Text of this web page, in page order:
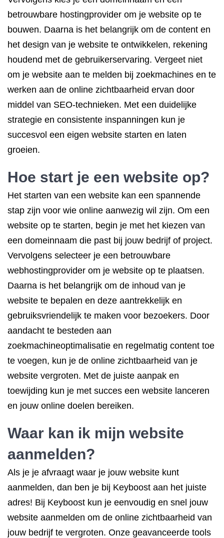
betrouwbare hostingprovider om je website op te
bouwen. Daarna is het belangrijk om de content en
het design van je website te ontwikkelen, rekening
houdend met de gebruikerservaring. Vergeet niet
om je website aan te melden bij zoekmachines en te
werken aan de online zichtbaarheid ervan door
middel van SEO-technieken. Met een duidelijke
strategie en consistente inspanningen kun je
succesvol een eigen website starten en laten
groeien.
Hoe start je een website op?
Het starten van een website kan een spannende
stap zijn voor wie online aanwezig wil zijn. Om een
website op te starten, begin je met het kiezen van
een domeinnaam die past bij jouw bedrijf of project.
Vervolgens selecteer je een betrouwbare
webhostingprovider om je website op te plaatsen.
Daarna is het belangrijk om de inhoud van je
website te bepalen en deze aantrekkelijk en
gebruiksvriendelijk te maken voor bezoekers. Door
aandacht te besteden aan
zoekmachineoptimalisatie en regelmatig content toe
te voegen, kun je de online zichtbaarheid van je
website vergroten. Met de juiste aanpak en
toewijding kun je met succes een website lanceren
en jouw online doelen bereiken.
Waar kan ik mijn website
aanmelden?
Als je je afvraagt waar je jouw website kunt
aanmelden, dan ben je bij Keyboost aan het juiste
adres! Bij Keyboost kun je eenvoudig en snel jouw
website aanmelden om de online zichtbaarheid van
jouw bedrijf te vergroten. Onze geavanceerde tools